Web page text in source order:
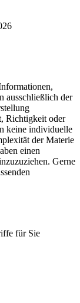
ausschließlich der
Richtigkeit oder
keine individuelle
der Materie
einen
Gerne
für Sie